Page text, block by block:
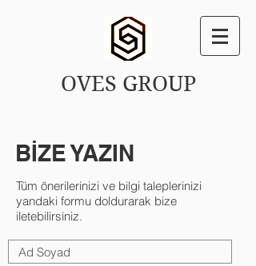
OVES GROUP
BİZE YAZIN
Tüm önerilerinizi ve bilgi taleplerinizi
yandaki formu doldurarak bize
iletebilirsiniz.